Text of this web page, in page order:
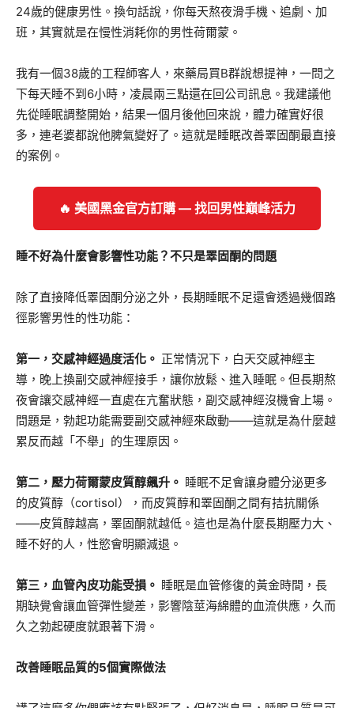
24歲的健康男性。換句話說，你每天熬夜滑手機、追劇、加
班，其實就是在慢性消耗你的男性荷爾蒙。
我有一個38歲的工程師客人，來藥局買B群說想提神，一問之
下每天睡不到6小時，凌晨兩三點還在回公司訊息。我建議他
先從睡眠調整開始，結果一個月後他回來說，體力確實好很
多，連老婆都說他脾氣變好了。這就是睡眠改善睪固酮最直接
的案例。
🔥 美國黑金官方訂購 — 找回男性巔峰活力
睡不好為什麼會影響性功能？不只是睪固酮的問題
除了直接降低睪固酮分泌之外，長期睡眠不足還會透過幾個路
徑影響男性的性功能：
第一，交感神經過度活化。 正常情況下，白天交感神經主
導，晚上換副交感神經接手，讓你放鬆、進入睡眠。但長期熬
夜會讓交感神經一直處在亢奮狀態，副交感神經沒機會上場。
問題是，勃起功能需要副交感神經來啟動——這就是為什麼越
累反而越「不舉」的生理原因。
第二，壓力荷爾蒙皮質醇飆升。 睡眠不足會讓身體分泌更多
的皮質醇（cortisol），而皮質醇和睪固酮之間有拮抗關係
——皮質醇越高，睪固酮就越低。這也是為什麼長期壓力大、
睡不好的人，性慾會明顯減退。
第三，血管內皮功能受損。 睡眠是血管修復的黃金時間，長
期缺覺會讓血管彈性變差，影響陰莖海綿體的血流供應，久而
久之勃起硬度就跟著下滑。
改善睡眠品質的5個實際做法